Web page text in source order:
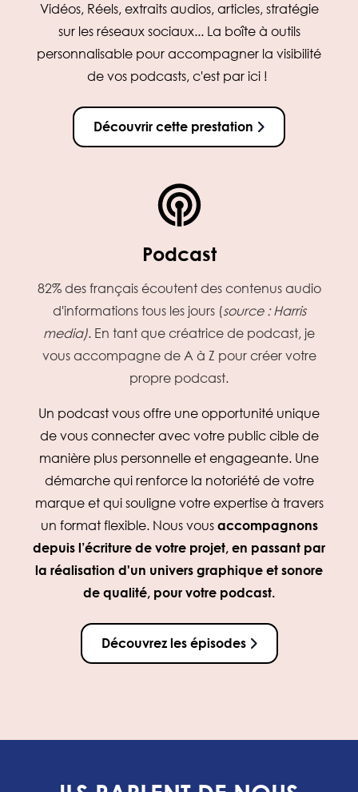
Vidéos, Réels, extraits audios, articles, stratégie
sur les réseaux sociaux... La boîte à outils
personnalisable pour accompagner la visibilité
de vos podcasts, c'est par ici !
Découvrir cette prestation
Podcast
82% des français écoutent des contenus audio
d'informations tous les jours (source : Harris
media). En tant que créatrice de podcast, je
vous accompagne de A à Z pour créer votre
propre podcast.
Un podcast vous offre une opportunité unique
de vous connecter avec votre public cible de
manière plus personnelle et engageante. Une
démarche qui renforce la notoriété de votre
marque et qui souligne votre expertise à travers
un format flexible. Nous vousaccompagnons
depuis l’écriture de votre projet, en passant par
la réalisation d'un univers graphique et sonore
de qualité, pour votre podcast.
Découvrez les épisodes